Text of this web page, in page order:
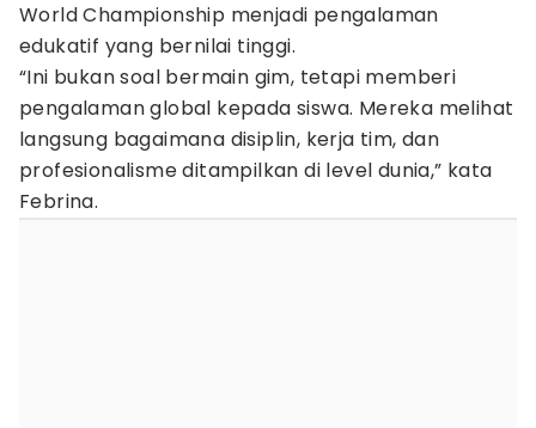
World Championship menjadi pengalaman
edukatif yang bernilai tinggi.
“Ini bukan soal bermain gim, tetapi memberi
pengalaman global kepada siswa. Mereka melihat
langsung bagaimana disiplin, kerja tim, dan
profesionalisme ditampilkan di level dunia,” kata
Febrina.